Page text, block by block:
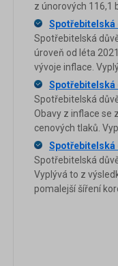
z únorových 116,1
Spotřebitelská
Spotřebitelská
úroveň od léta
vývoje inflace.
Spotřebitelská
Spotřebitelská
Obavy z inflace se
cenových tlaků.
Spotřebitelská
Spotřebitelská
Vyplývá to z
pomalejší šíření